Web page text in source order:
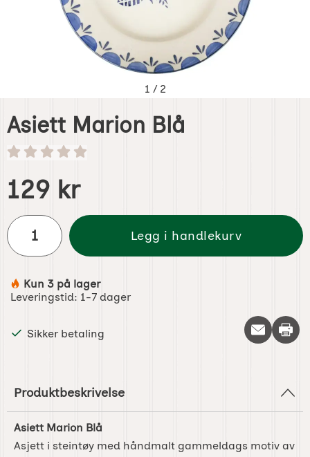
1 / 2
Asiett Marion Blå
Handle dette produktet, Asiett Marion Blå
pris
129 kr
antall
Legg i handlekurv
Produkttilgjengelighet:
Kun 3 på lager
Leveringstid: 1-7 dager
Sikker betaling Skriv
Produktbeskrivelse
Asiett Marion Blå
Asjett i steintøy med håndmalt gammeldags motiv av